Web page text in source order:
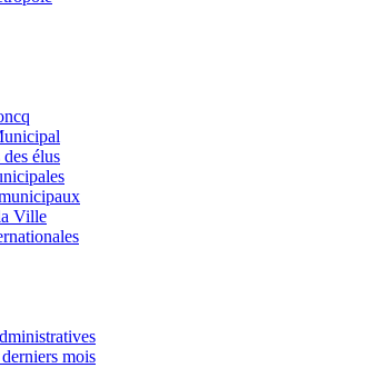
des élus
Ville
mois